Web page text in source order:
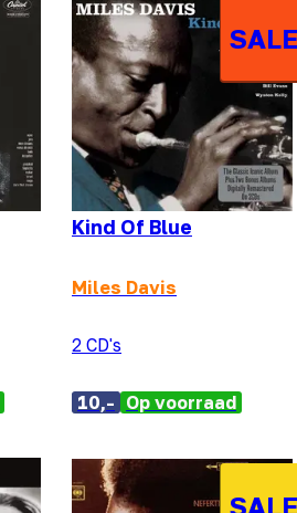
Kind Of Blue
Miles Davis
2 CD's
10,- Op voorraad